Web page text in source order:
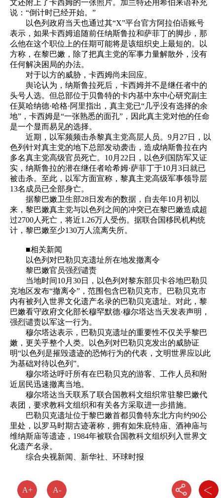
A+ A-
文还附上了卡西姆的一张照片。加兰特还用希伯来语补充
说：“倒计时已经开始。”
以色列政府当天也通过其“X”平台官方阿拉伯语账号
表示，如果卡西姆追随前任纳斯鲁拉和萨菲丁的脚步，那
么他在这个职位上的任期可能将是该组织史上最短的。以
方称，在黎巴嫩，除了把真主党的军事力量解散外，没有
任何解决困局的办法。
对于以方的威胁，卡西姆尚未回应。
舆论认为，纳斯鲁拉死后，卡西姆并不是继任者中的
头号人选。但总部位于贝鲁特的卡内基中东中心研究副主
任莫哈纳德·哈格·阿里指出，真主党已“几乎没有选择的余
地”，卡西姆是“一张熟悉的面孔”，因此真主党对他的任命
是一个显而易见的选择。
近期，以军频频击杀黎真主党高层人员。9月27日，以
色列针对真主党的地下总部发动袭击，造成纳斯鲁拉在内
多名真主党高级官员死亡。10月22日，以色列国防军又证
实，纳斯鲁拉的潜在继任者哈希姆·萨菲丁于10月3日就已
被击杀。至此，以军方面宣称，黎真主党高级军事领导层
13名成员已全部身亡。
据黎巴嫩卫生部28日发布的数据，自去年10月初以
来，黎巴嫩真主党与以色列之间的冲突已在黎巴嫩造成超
过2700人死亡，将近1.26万人受伤。据联合国移民机构统
计，黎巴嫩至少130万人流离失所。
■相关新闻
以色列对巴勒贝克遗址所在地发撤离令
黎巴嫩官员强烈谴责
当地时间10月30日，以色列对黎东部贝卡谷地巴勒贝
克地区发布“撤离令”，范围包含巴勒贝克市。巴勒贝克市
内有被列入世界文化遗产名录的巴勒贝克遗址。对此，黎
巴嫩看守政府文化部长穆罕默德·穆尔塔达当天发表声明，
强烈谴责以军这一行为。
穆尔塔达表示，巴勒贝克遗址的重要性不仅关乎黎巴
嫩，更关乎整个人类。以色列对巴勒贝克发出的威胁证
明“以色列是摧毁遗迹的恐怖行为的代表，文明世界应以此
为基础对待以色列”。
穆尔塔达呼吁所有在巴勒贝克的游客、工作人员和附
近居民迅速撤离当地。
穆尔塔达当天联系了联合国教科文组织常驻黎巴嫩代
表团，要求教科文组织和有关各方采取进一步措施。
巴勒贝克遗址位于黎巴嫩首都贝鲁特东北方向约90公
里处，以罗马时期古迹著称，拥有如朱庇特庙、酒神庙与
维纳斯庙等遗迹，1984年被联合国教科文组织列入世界文
化遗产名录。
综合央视新闻、新华社、环球时报